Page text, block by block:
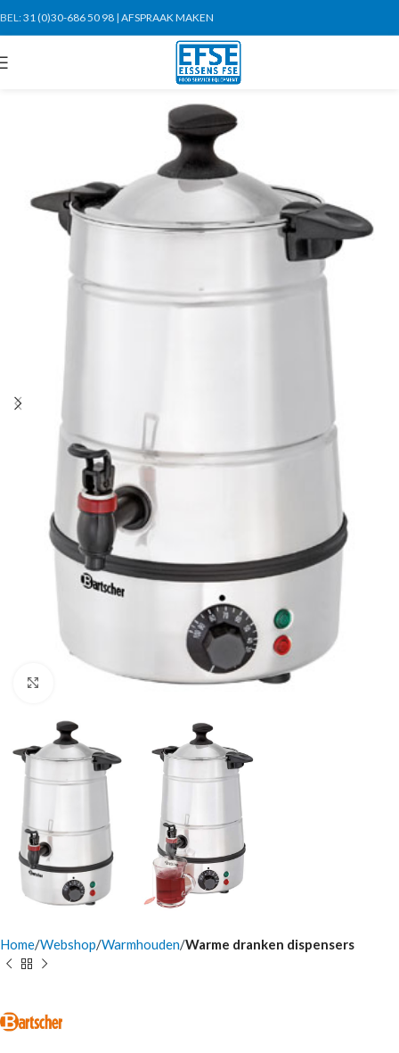
BEL:31 (0)30-686 50 98 | AFSPRAAK MAKEN
Click to enlarge
Home Webshop Warmhouden Warme dranken dispensers